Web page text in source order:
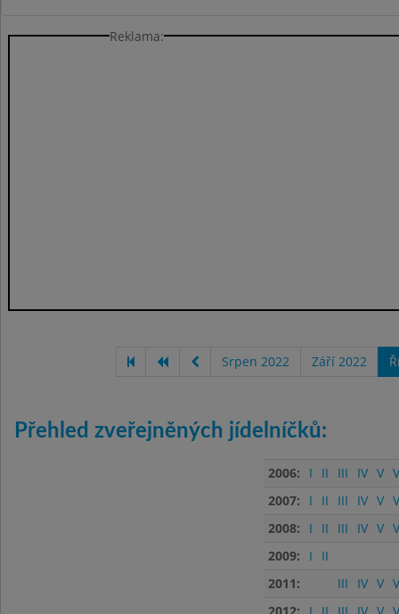
Reklama:
Srpen 2022 Září 2022
Přehled zveřejněných jídelníčků:
2006: I II III IV V
2007:
I II III IV V
2008:
I II III IV V
2009:
I
II
2011:
III IV V